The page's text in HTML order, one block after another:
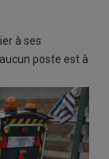
à ses
poste est à